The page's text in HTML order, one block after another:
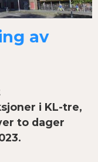
av
i KL-tre,
to dager